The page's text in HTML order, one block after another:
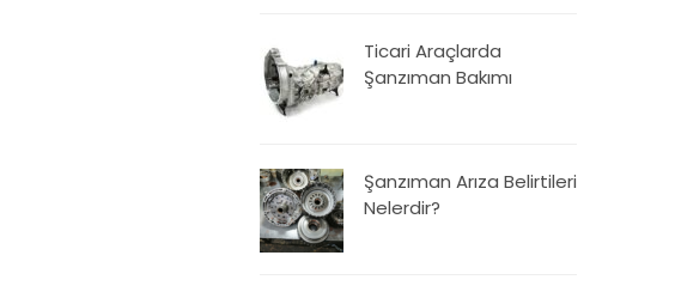
Ticari Araçlarda
Şanzıman Bakımı
Şanzıman Arıza Belirtileri
Nelerdir?